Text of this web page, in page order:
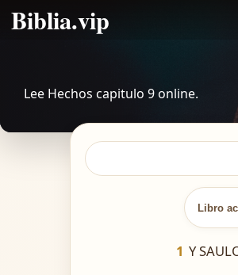
Biblia.vip
Lee Hechos capitulo 9 online.
Libro
1 Y